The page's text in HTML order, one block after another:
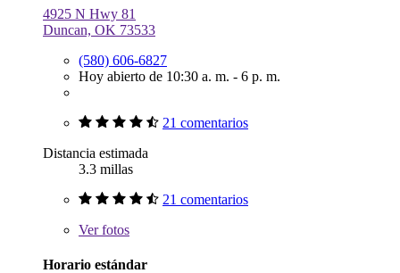
4925 N Hwy 81
Duncan, OK 73533
(580) 606-6827
Hoy abierto de 10:30 a. m. - 6 p. m.
21 comentarios
Distancia estimada
3.3 millas
21 comentarios
Verfotos
Horario estándar